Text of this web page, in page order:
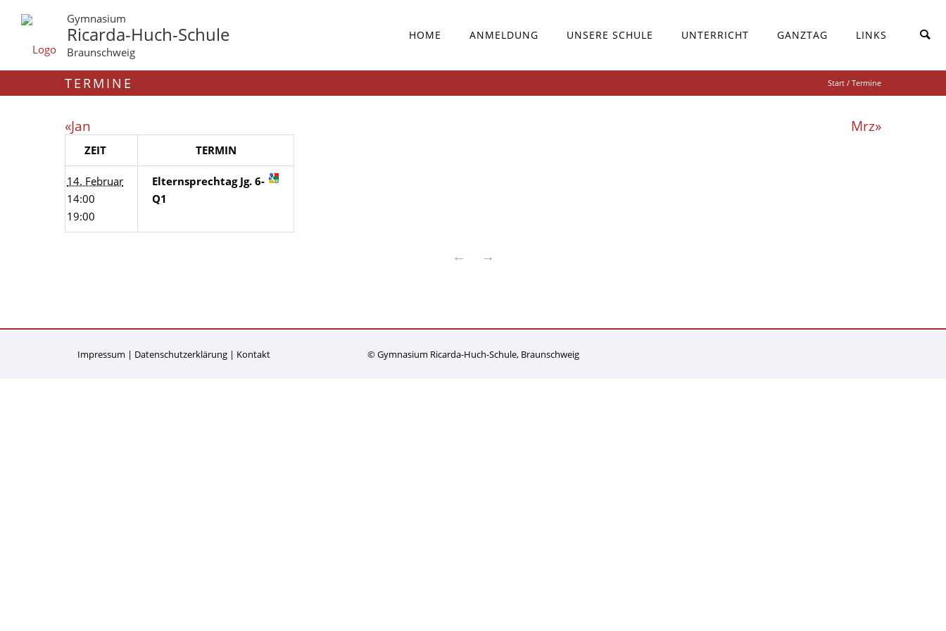
Gymnasium
Ricarda-Huch-Schule
Braunschweig
HOME ANMELDUNG UNSERE SCHULE UNTERRICHT GANZTAG LINKS
TERMINE Start / Termine
«Jan Mrz»
ZEIT TERMIN
14. Februar
14:00
19:00
Elternsprechtag Jg. 6-
Q1
← →
Impressum Datenschutzerklärung Kontakt © Gymnasium Ricarda-Huch-Schule, Braunschweig